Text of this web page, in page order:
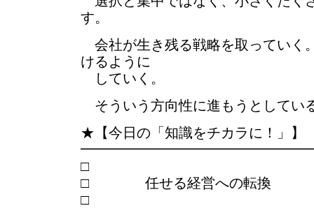
す。
会社が生き残る戦略を取っていく
けるように
していく。
そういう方向性に進もうとしてい
★【今日の「知識をチカラに！」】
□ 任せる経営への転換